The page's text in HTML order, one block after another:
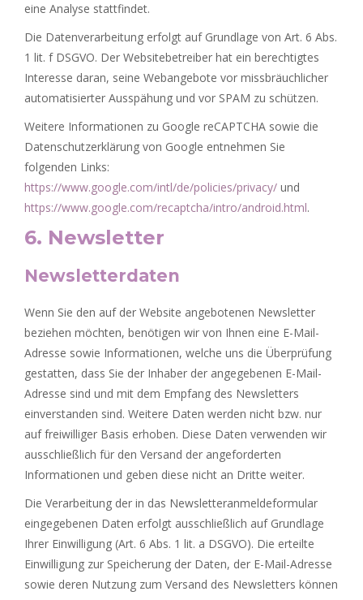
eine Analyse stattfindet.
Die Datenverarbeitung erfolgt auf Grundlage von Art. 6 Abs.
1 lit. f DSGVO. Der Websitebetreiber hat ein berechtigtes
Interesse daran, seine Webangebote vor missbräuchlicher
automatisierter Ausspähung und vor SPAM zu schützen.
Weitere Informationen zu Google reCAPTCHA sowie die
Datenschutzerklärung von Google entnehmen Sie
folgenden Links:
https://www.google.com/intl/de/policies/privacy/ und
https://www.google.com/recaptcha/intro/android.html.
6. Newsletter
Newsletterdaten
Wenn Sie den auf der Website angebotenen Newsletter
beziehen möchten, benötigen wir von Ihnen eine E-Mail-
Adresse sowie Informationen, welche uns die Überprüfung
gestatten, dass Sie der Inhaber der angegebenen E-Mail-
Adresse sind und mit dem Empfang des Newsletters
einverstanden sind. Weitere Daten werden nicht bzw. nur
auf freiwilliger Basis erhoben. Diese Daten verwenden wir
ausschließlich für den Versand der angeforderten
Informationen und geben diese nicht an Dritte weiter.
Die Verarbeitung der in das Newsletteranmeldeformular
eingegebenen Daten erfolgt ausschließlich auf Grundlage
Ihrer Einwilligung (Art. 6 Abs. 1 lit. a DSGVO). Die erteilte
Einwilligung zur Speicherung der Daten, der E-Mail-Adresse
sowie deren Nutzung zum Versand des Newsletters können